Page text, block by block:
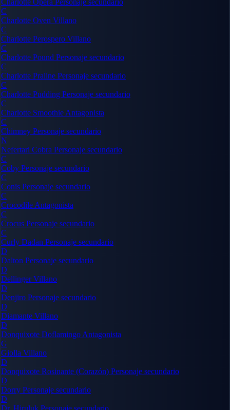
Charlotte Opera Personaje secundario
C
Charlotte Oven Villano
C
Charlotte Perospero Villano
C
Charlotte Pound Personaje secundario
C
Charlotte Praline Personaje secundario
C
Charlotte Pudding Personaje secundario
C
Charlotte Smoothie Antagonista
C
Chimney Personaje secundario
N
Nefertari Cobra Personaje secundario
C
Coby Personaje secundario
C
Conis Personaje secundario
C
Crocodile Antagonista
C
Crocus Personaje secundario
C
Curly Dadan Personaje secundario
D
Dalton Personaje secundario
D
DellingerVillano
D
Denjiro Personaje secundario
D
Diamante Villano
D
Donquixote Doflamingo Antagonista
G
Giolla Villano
D
Donquixote Rosinante (Corazón) Personaje secundario
D
Dorry Personaje secundario
D